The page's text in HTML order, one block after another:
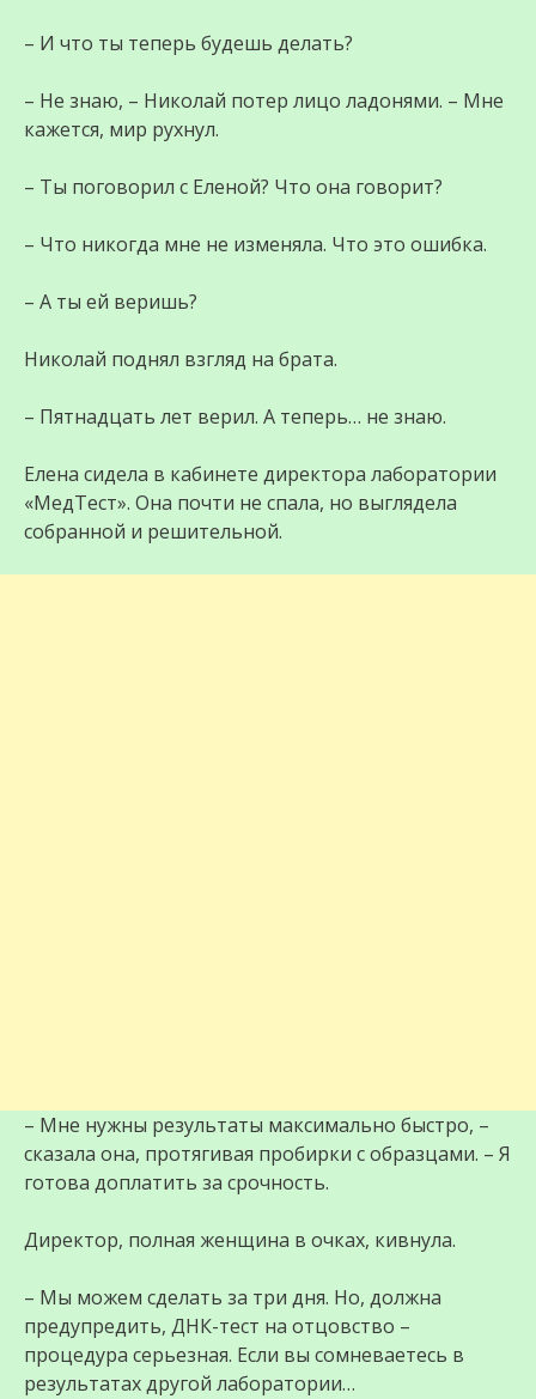
– И что ты теперь будешь делать?
– Не знаю, – Николай потер лицо ладонями. – Мне
кажется, мир рухнул.
– Ты поговорил с Еленой? Что она говорит?
– Что никогда мне не изменяла. Что это ошибка.
– А ты ей веришь?
Николай поднял взгляд на брата.
– Пятнадцать лет верил. А теперь… не знаю.
Елена сидела в кабинете директора лаборатории
«МедТест». Она почти не спала, но выглядела
собранной и решительной.
– Мне нужны результаты максимально быстро, –
сказала она, протягивая пробирки с образцами. – Я
готова доплатить за срочность.
Директор, полная женщина в очках, кивнула.
– Мы можем сделать за три дня. Но, должна
предупредить, ДНК-тест на отцовство –
процедура серьезная. Если вы сомневаетесь в
результатах другой лаборатории…